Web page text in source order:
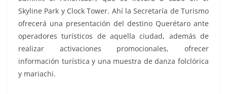
Skyline Park y Clock Tower. Ahí la Secretaría de Turismo
ofrecerá una presentación del destino Querétaro ante
operadores turísticos de aquella ciudad, además de
realizar activaciones promocionales, ofrecer
información turística y una muestra de danza folclórica
y mariachi.